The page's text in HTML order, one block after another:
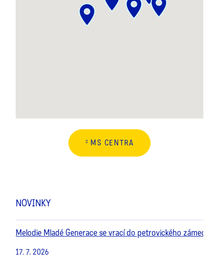
MS CENTRA
NOVINKY
Melodie Mladé Generace se vrací do petrovického
17. 7. 2026